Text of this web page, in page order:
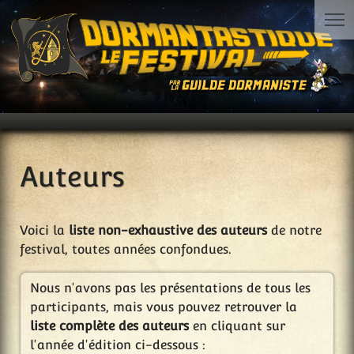
Auteurs
Voici la liste non-exhaustive des auteursde notre
festival, toutes années confondues.
Nous n'avons pas les présentations de tous les
participants, mais vous pouvez retrouver la
liste complète des auteursen cliquant sur
l'année d'édition ci-dessous :